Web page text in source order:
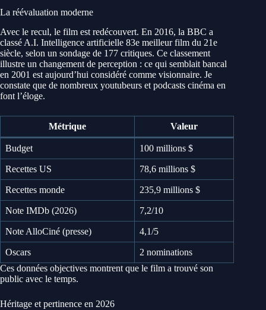
La réévaluation moderne
Avec le recul, le film est redécouvert. En 2016, la BBC a
classé A.I. Intelligence artificielle 83e meilleur film du 21e
siècle, selon un sondage de 177 critiques. Ce classement
illustre un changement de perception : ce qui semblait bancal
en 2001 est aujourd’hui considéré comme visionnaire. Je
constate que de nombreux youtubeurs et podcasts cinéma en
font l’éloge.
Métrique Valeur
Budget 100 millions $
Recettes US 78,6 millions $
Recettes monde 235,9 millions $
Note IMDb (2026) 7,2/10
Note AlloCiné (presse) 4,1/5
Oscars
2 nominations
Ces données objectives montrent que le film a trouvé son
public avec le temps.
Héritage et pertinence en 2026